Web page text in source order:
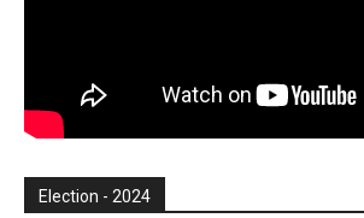
Election - 2024